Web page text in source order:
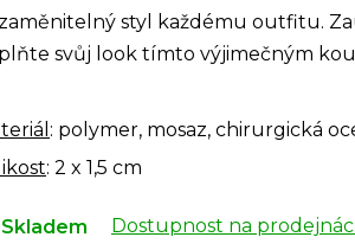
styl každému outfitu.
svůj look tímto výjimečným
: polymer, mosaz, chirurgická
: 2 x 1,5 cm
Skladem Dostupnost na